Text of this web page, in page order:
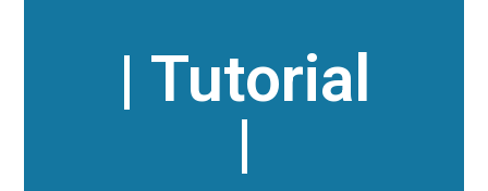
| Tutorial
|